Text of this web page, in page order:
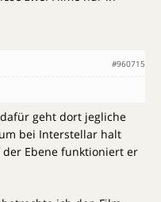
#960715
geht dort jegliche
bei Interstellar halt
Ebene funktioniert er